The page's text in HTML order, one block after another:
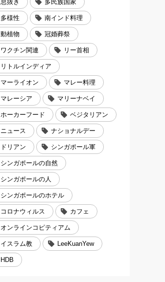
息抜き 多民族国家
多様性 南インド料理
動植物 冠婚葬祭
ワクチン関連 リー首相
リトルインディア
マーライオン マレー料理
マレーシア マリーナベイ
ホーカーフード ベジタリアン
ニュース ナショナルデー
ドリアン シンガポール軍
シンガポールの自然
シンガポールの人
シンガポールのホテル
コロナウィルス カフェ
オンラインコピティアム
イスラム教 LeeKuanYew
HDB